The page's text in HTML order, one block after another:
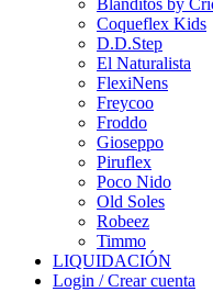
Blanditos by
Coqueflex Kids
D.D.Step
El Naturalista
FlexiNens
Freycoo
Froddo
Gioseppo
Piruflex
Poco Nido
Old Soles
Robeez
Timmo
LIQUIDACIÓN
Login / Crear cuenta